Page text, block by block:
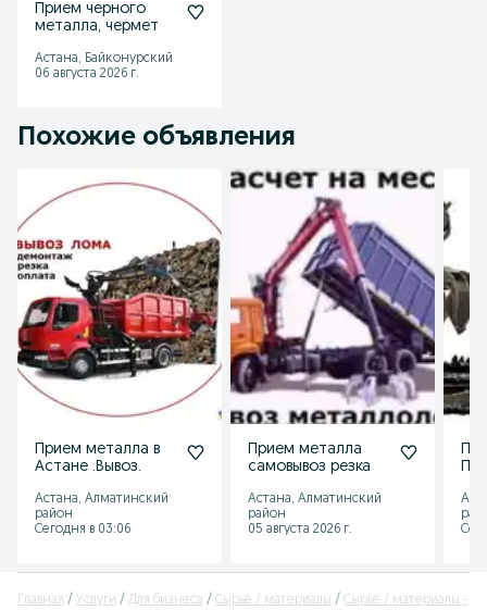
Прием черного
металла, чермет
Астана, Байконурский
06 августа 2026 г.
Похожие объявления
Прием металла в
Астане .Вывоз.
Астана, Алматинский
район
Сегодня в 03:06
Прием металла
самовывоз резка
Астана, Алматинский
район
05 августа 2026 г.
Главная Услуги Для бизнеса Сырьё / материалы Сырьё / материалы -